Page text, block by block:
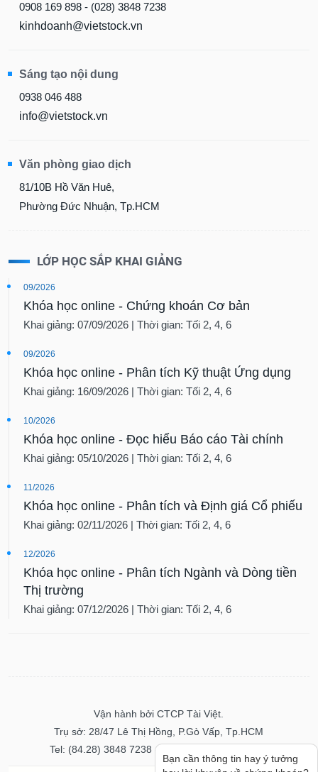
0908 169 898 - (028) 3848 7238
kinhdoanh@vietstock.vn
Sáng tạo nội dung
0938 046 488
info@vietstock.vn
Văn phòng giao dịch
81/10B Hồ Văn Huê,
Phường Đức Nhuận, Tp.HCM
LỚP HỌC SẮP KHAI GIẢNG
09/2026
Khóa học online - Chứng khoán Cơ bản
Khai giảng: 07/09/2026 | Thời gian: Tối 2, 4, 6
09/2026
Khóa học online - Phân tích Kỹ thuật Ứng dụng
Khai giảng: 16/09/2026 | Thời gian: Tối 2, 4, 6
10/2026
Khóa học online - Đọc hiểu Báo cáo Tài chính
Khai giảng: 05/10/2026 | Thời gian: Tối 2, 4, 6
11/2026
Khóa học online - Phân tích và Định giá Cổ phiếu
Khai giảng: 02/11/2026 | Thời gian: Tối 2, 4, 6
12/2026
Khóa học online - Phân tích Ngành và Dòng tiền
Thị trường
Khai giảng: 07/12/2026 | Thời gian: Tối 2, 4, 6
Vận hành bởi CTCP Tài Việt.
Trụ sở: 28/47 Lê Thị Hồng, P.Gò Vấp, Tp.HCM
Tel: (84.28) 3848 7238 - Fax: (84.28) 3848 7237
Bạn cần thông tin hay ý tưởng